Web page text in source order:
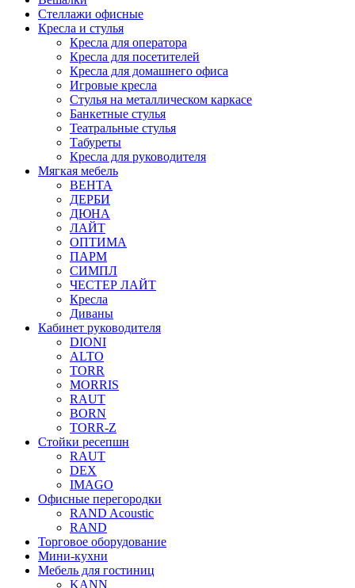
Стеллажи офисные
Кресла и стулья
Кресла для оператора
Кресла для посетителей
Кресла для домашнего офиса
Игровые кресла
Стулья на металлическом каркасе
Банкетные стулья
Театральные стулья
Табуреты
Кресла для руководителя
Мягкая мебель
ВЕНТА
ДЕРБИ
ДЮНА
ЛАЙТ
ОПТИМА
ПАРМ
СИМПЛ
ЧЕСТЕР ЛАЙТ
Кресла
Диваны
Кабинет руководителя
DIONI
ALTO
TORR
MORRIS
RAUT
BORN
TORR-Z
Стойки ресепшн
RAUT
DEX
IMAGO
Офисные перегородки
RAND Acoustic
RAND
Торговое оборудование
Мини-кухни
Мебель для гостиниц
KANN